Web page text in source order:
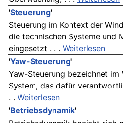
'Steuerung'
Steuerung im Kontext der
die technischen Systeme und
eingesetzt . . . Weiterlesen
'Yaw-Steuerung'
Yaw-Steuerung bezeichnet
System, das dafür
. . Weiterlesen
'Betriebsdynamik'